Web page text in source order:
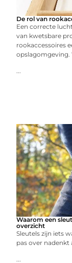
De rol van
Een correcte
van kwetsbare
rookaccessoires
opslagomgeving.
...
Waarom een
overzicht
Sleutels zijn iets
pas over nadenkt
...